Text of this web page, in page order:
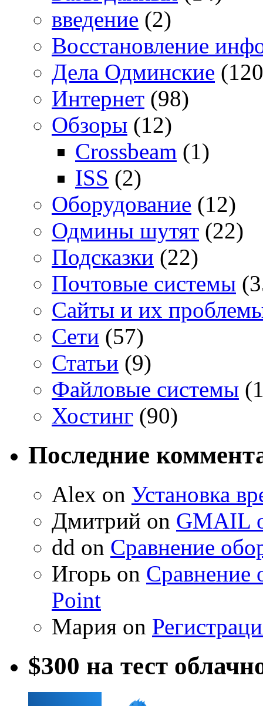
введение (2)
Восстановление
Дела Одминские
Интернет (98)
Обзоры (12)
Crossbeam (1)
ISS (2)
Оборудование (12)
Одмины шутят (22)
Подсказки (22)
Почтовые системы
Сайты и их
Сети (57)
Статьи (9)
Файловые системы
Хостинг (90)
Последние
Alex on Установка
Дмитрий on GMAIL
dd on Сравнение
Игорь on Сравнение
Point
Мария on
$300 на тест